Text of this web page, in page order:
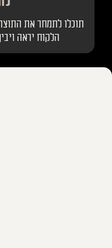
תוכלו לתמחר את
הלקוח יראה